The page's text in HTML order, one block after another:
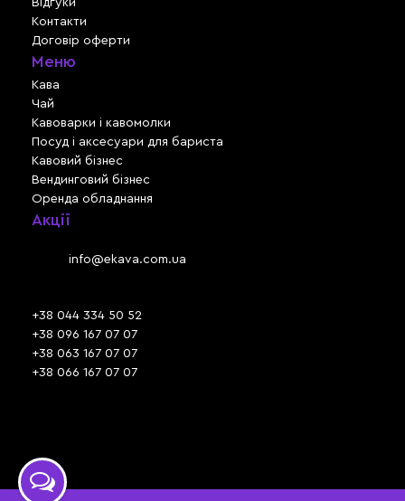
Відгуки
Контакти
Договір оферти
Меню
Кава
Чай
Кавоварки і кавомолки
Посуд і аксесуари для бариста
Кавовий бізнес
Вендинговий бізнес
Оренда обладнання
Акції
info@ekava.com.ua
+38 044 334 50 52
+38 096 167 07 07
+38 063 167 07 07
+38 066 167 07 07